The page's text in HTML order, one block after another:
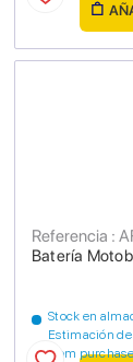
Batería
Referencia :
Stock en
Estimación
from purchase